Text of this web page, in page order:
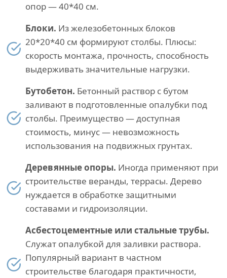
опор — 40*40 см.
Блоки. Из железобетонных блоков
20*20*40 см формируют столбы. Плюсы:
скорость монтажа, прочность, способность
выдерживать значительные нагрузки.
Бутобетон. Бетонный раствор с бутом
заливают в подготовленные опалубки под
столбы. Преимущество — доступная
стоимость, минус — невозможность
использования на подвижных грунтах.
Деревянные опоры. Иногда применяют при
строительстве веранды, террасы. Дерево
нуждается в обработке защитными
составами и гидроизоляции.
Асбестоцементные или стальные трубы.
Служат опалубкой для заливки раствора.
Популярный вариант в частном
строительстве благодаря практичности,